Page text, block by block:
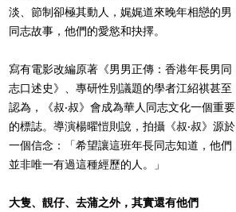
淡、節制卻極其動人，娓娓道來晚年相戀的男
同志故事，他們的愛慾和抉擇。
寫有電影改編原著《男男正傳：香港年長男同
志口述史》、專研性別議題的學者江紹祺甚至
認為，《叔‧叔》會成為華人同志文化一個重要
的標誌。導演楊曜愷則說，拍攝《叔‧叔》源於
一個信念：「希望讓這班年長同志知道，他們
並非唯一有過這種經歷的人。」
大隻、靚仔、去蒲之外，其實還有他們